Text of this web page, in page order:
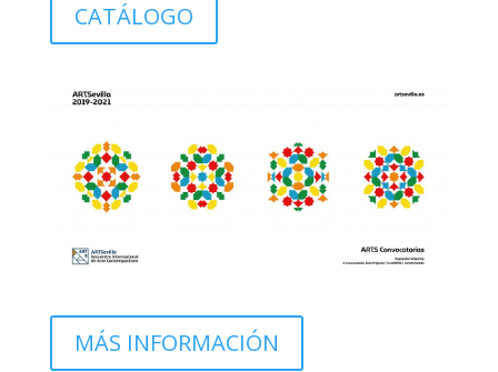
CATÁLOGO
MÁS INFORMACIÓN